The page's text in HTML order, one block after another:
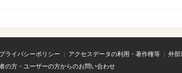
プライバシーポリシー アクセスデータの利用・著作権等 外部
の方・ユーザーの方からのお問い合わせ